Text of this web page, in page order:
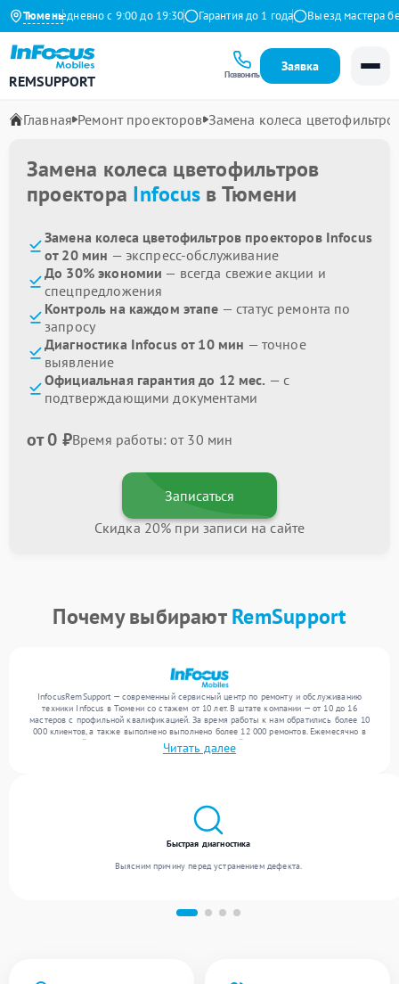
Тюмень
Ежедневно с 9:00 до 19:30 Гарантия до 1 года Выезд мастера
REMSUPPORT Позвонить
Заявка
Главная Ремонт проекторов Замена колеса
Замена колеса цветофильтров
проектора Infocus в Тюмени
Замена колеса цветофильтров проекторов Infocus
от 20 мин — экспресс-обслуживание
До 30% экономии — всегда свежие акции и
спецпредложения
Контроль на каждом этапе — статус ремонта по
запросу
Диагностика Infocus от 10 мин — точное
выявление
Официальная гарантия до 12 мес. — с
подтверждающими документами
от 0 ₽Время работы: от 30 мин
Записаться
Скидка 20% при записи на сайте
Почему выбираютRemSupport
InfocusRemSupport — современный сервисный центр по ремонту и обслуживанию
техники Infocus в Тюмени со стажем от 10 лет. В штате компании — от 10 до 16
мастеров с профильной квалификацией. За время работы к нам обратились более 10
000 клиентов, а также выполнено выполнено более 12 000 ремонтов. Ежемесячно в
сервисный центр поступает более 300 обращений, включая , , . Мы работаем с
широким спектром неисправностей и обеспечиваем надежный результат благодаря
Читать далее
Быстрая диагностика
Выясним причину перед устранением дефекта.